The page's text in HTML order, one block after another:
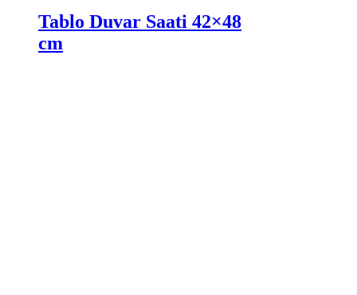
Tablo Duvar Saati 42×48
cm